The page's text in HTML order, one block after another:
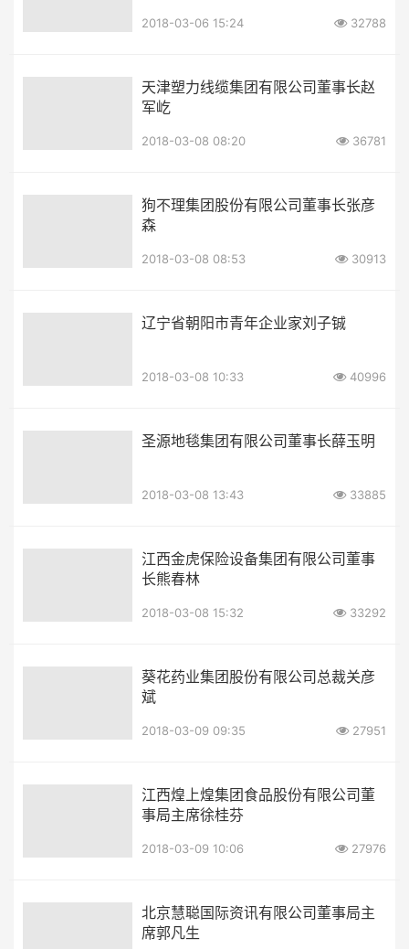
2018-03-06 15:24 32788
天津塑力线缆集团有限公司董事长赵
军屹
2018-03-08 08:20 36781
狗不理集团股份有限公司董事长张彦
森
2018-03-08 08:53 30913
辽宁省朝阳市青年企业家刘子铖
2018-03-08 10:33 40996
圣源地毯集团有限公司董事长薛玉明
2018-03-08 13:43 33885
江西金虎保险设备集团有限公司董事
长熊春林
2018-03-08 15:32 33292
葵花药业集团股份有限公司总裁关彦
斌
2018-03-09 09:35 27951
江西煌上煌集团食品股份有限公司董
事局主席徐桂芬
2018-03-09 10:06 27976
北京慧聪国际资讯有限公司董事局主
席郭凡生